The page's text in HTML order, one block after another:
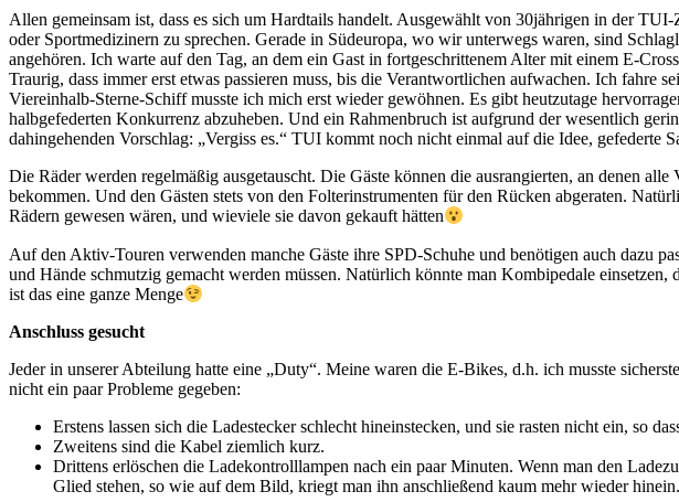
Allen gemeinsam ist, dass es sich um Hardtails handelt. Ausgewählt von 30jährigen in der
oder Sportmedizinern zu sprechen. Gerade in Südeuropa, wo wir unterwegs waren, sind
angehören. Ich warte auf den Tag, an dem ein Gast in fortgeschrittenem Alter mit einem E-
Traurig, dass immer erst etwas passieren muss, bis die Verantwortlichen aufwachen. Ich fahre
Viereinhalb-Sterne-Schiff musste ich mich erst wieder gewöhnen. Es gibt heutzutage
halbgefederten Konkurrenz abzuheben. Und ein Rahmenbruch ist aufgrund der wesentlich
dahingehenden Vorschlag: „Vergiss es.“ TUI kommt noch nicht einmal auf die Idee, gefederte
Die Räder werden regelmäßig ausgetauscht. Die Gäste können die ausrangierten, an denen
bekommen. Und den Gästen stets von den Folterinstrumenten für den Rücken abgeraten.
Rädern gewesen wären, und wieviele sie davon gekauft hätten
Auf den Aktiv-Touren verwenden manche Gäste ihre SPD-Schuhe und benötigen auch dazu
und Hände schmutzig gemacht werden müssen. Natürlich könnte man Kombipedale
ist das eine ganze Menge
Anschluss gesucht
Jeder in unserer Abteilung hatte eine „Duty“. Meine waren die E-Bikes, d.h. ich musste
nicht ein paar Probleme gegeben:
Erstens lassen sich die Ladestecker schlecht hineinstecken, und sie rasten nicht ein, so
Zweitens sind die Kabel ziemlich kurz.
Drittens erlöschen die Ladekontrolllampen nach ein paar Minuten. Wenn man den
Glied stehen, so wie auf dem Bild, kriegt man ihn anschließend kaum mehr wieder hinein.